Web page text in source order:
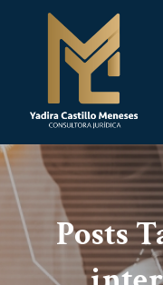
Posts